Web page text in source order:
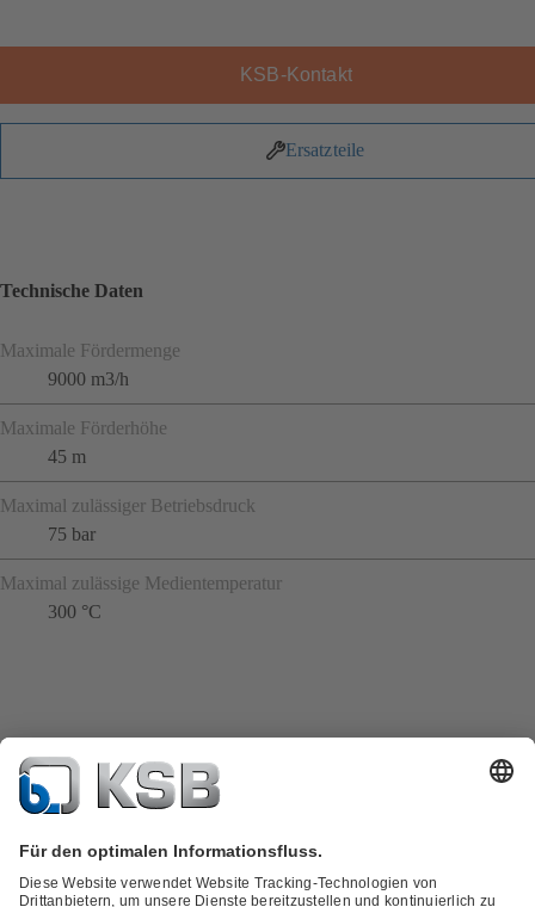
KSB-Kontakt
Ersatzteile
Technische Daten
Maximale Fördermenge
9000 m3/h
Maximale Förderhöhe
45 m
Maximal zulässiger Betriebsdruck
75 bar
Maximal zulässige Medientemperatur
300 °C